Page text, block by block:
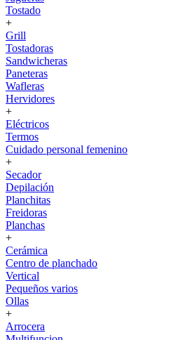
Tostado
+
Grill
Tostadoras
Sandwicheras
Paneteras
Wafleras
Hervidores
+
Eléctricos
Termos
Cuidado personal femenino
+
Secador
Depilación
Planchitas
Freidoras
Planchas
+
Cerámica
Centro de planchado
Vertical
Pequeños varios
Ollas
+
Arrocera